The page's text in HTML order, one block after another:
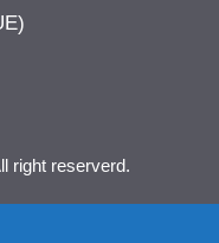
right reserverd.